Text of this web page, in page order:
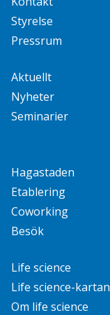
Styrelse
Pressrum
Aktuellt
Nyheter
Seminarier
Hagastaden
Etablering
Coworking
Besök
Life science
Life science-kartan
Om life science